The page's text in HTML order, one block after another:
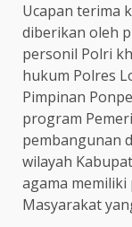
Ucapan terima
diberikan oleh
personil Polri
hukum Polres
Pimpinan
program
pembangunan
wilayah
agama
Masyarakat